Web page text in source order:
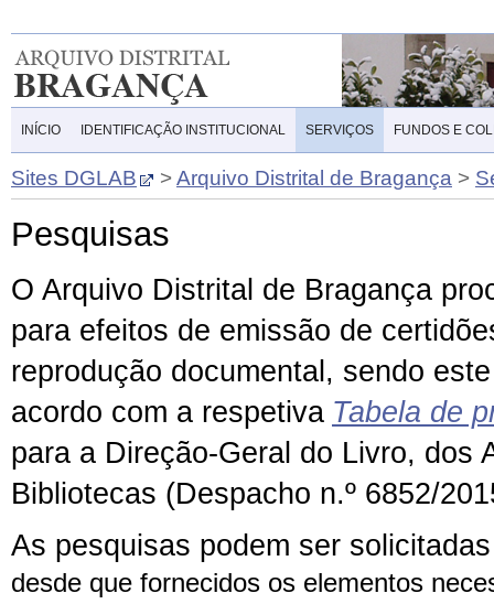
INÍCIO IDENTIFICAÇÃO INSTITUCIONAL SERVIÇOS FUNDOS E
Sites DGLAB >Arquivo Distrital de Bragança >
Pesquisas
O Arquivo Distrital de Bragança
para efeitos de emissão de
reprodução documental, sendo
acordo com a respetiva Tabela de
para a Direção-Geral do Livro, dos
Bibliotecas (Despacho n.º 6852/
As pesquisas podem ser
desde que fornecidos os elementos